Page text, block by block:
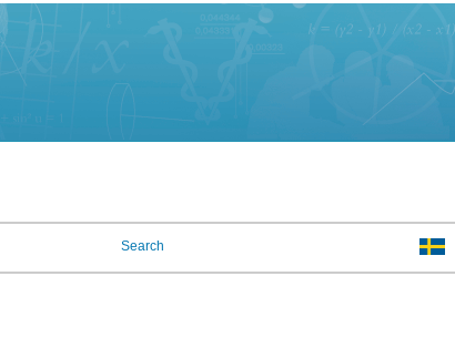
Search